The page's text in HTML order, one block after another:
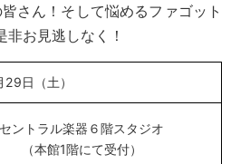
さん！そして悩めるファゴット
お見逃しなく！
29日（土）
セントラル楽器６階スタジオ
（本館1階にて受付）